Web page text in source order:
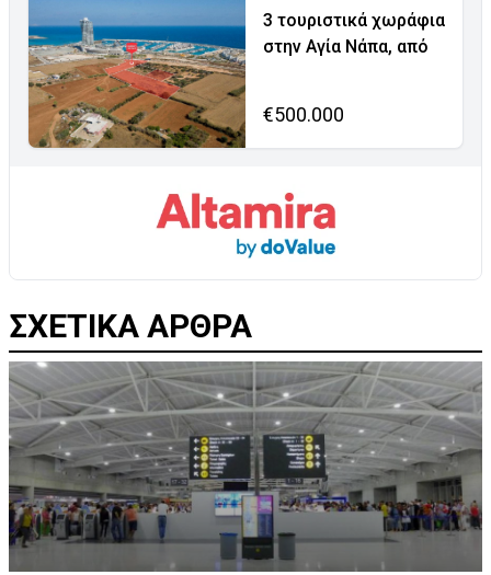
3 τουριστικά χωράφια
στην Αγία Νάπα, από
€500.000
ΣΧΕΤΙΚΑ ΑΡΘΡΑ